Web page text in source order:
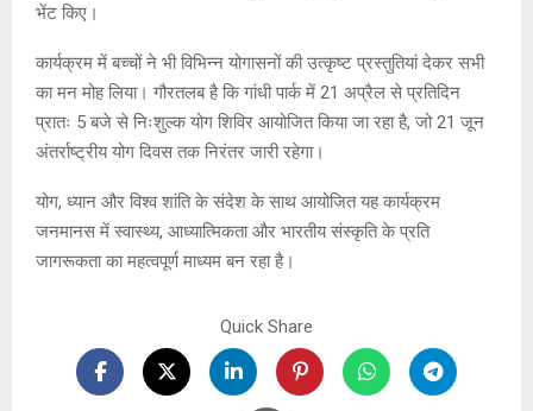
भेंट किए।
कार्यक्रम में बच्चों ने भी विभिन्न योगासनों की उत्कृष्ट प्रस्तुतियां देकर सभी
का मन मोह लिया। गौरतलब है कि गांधी पार्क में 21 अप्रैल से प्रतिदिन
प्रातः 5 बजे से निःशुल्क योग शिविर आयोजित किया जा रहा है, जो 21 जून
अंतर्राष्ट्रीय योग दिवस तक निरंतर जारी रहेगा।
योग, ध्यान और विश्व शांति के संदेश के साथ आयोजित यह कार्यक्रम
जनमानस में स्वास्थ्य, आध्यात्मिकता और भारतीय संस्कृति के प्रति
जागरूकता का महत्वपूर्ण माध्यम बन रहा है।
Quick Share